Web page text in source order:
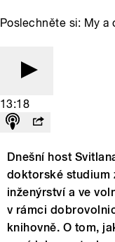
Poslechněte si: My a
13:18
Dnešní host
doktorské studium
inženýrství a ve
v rámci
knihovně. O tom,